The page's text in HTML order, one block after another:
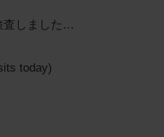
査しました…
today)